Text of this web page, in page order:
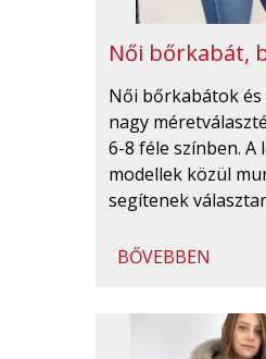
Női bőrkabát,
Női bőrkabátok
nagy
6-8 féle színben. A
modellek közül
segítenek
BŐVEBBEN